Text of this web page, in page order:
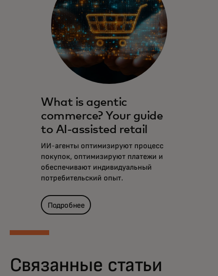
What is agentic
commerce? Your guide
to AI-assisted retail
ИИ-агенты оптимизируют процесс
покупок, оптимизируют платежи и
обеспечивают индивидуальный
потребительский опыт.
Подробнее
Связанные статьи